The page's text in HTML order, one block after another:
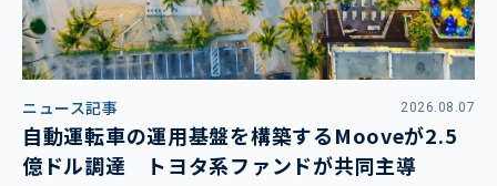
ニュース記事 2026.08.07
自動運転車の運用基盤を構築するMooveが2.5
億ドル調達 トヨタ系ファンドが共同主導